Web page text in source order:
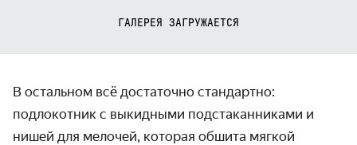
ГАЛЕРЕЯ ЗАГРУЖАЕТСЯ
В остальном всё достаточно стандартно:
подлокотник с выкидными подстаканниками и
нишей для мелочей, которая обшита мягкой